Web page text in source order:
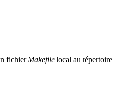
fichier Makefile local au